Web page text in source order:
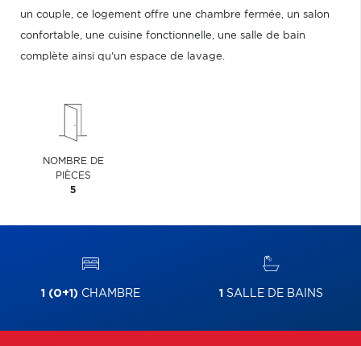
un couple, ce logement offre une chambre fermée, un salon
confortable, une cuisine fonctionnelle, une salle de bain
complète ainsi qu'un espace de lavage.
NOMBRE DE
PIÈCES
5
1 (0+1) CHAMBRE 1 SALLE DE BAINS